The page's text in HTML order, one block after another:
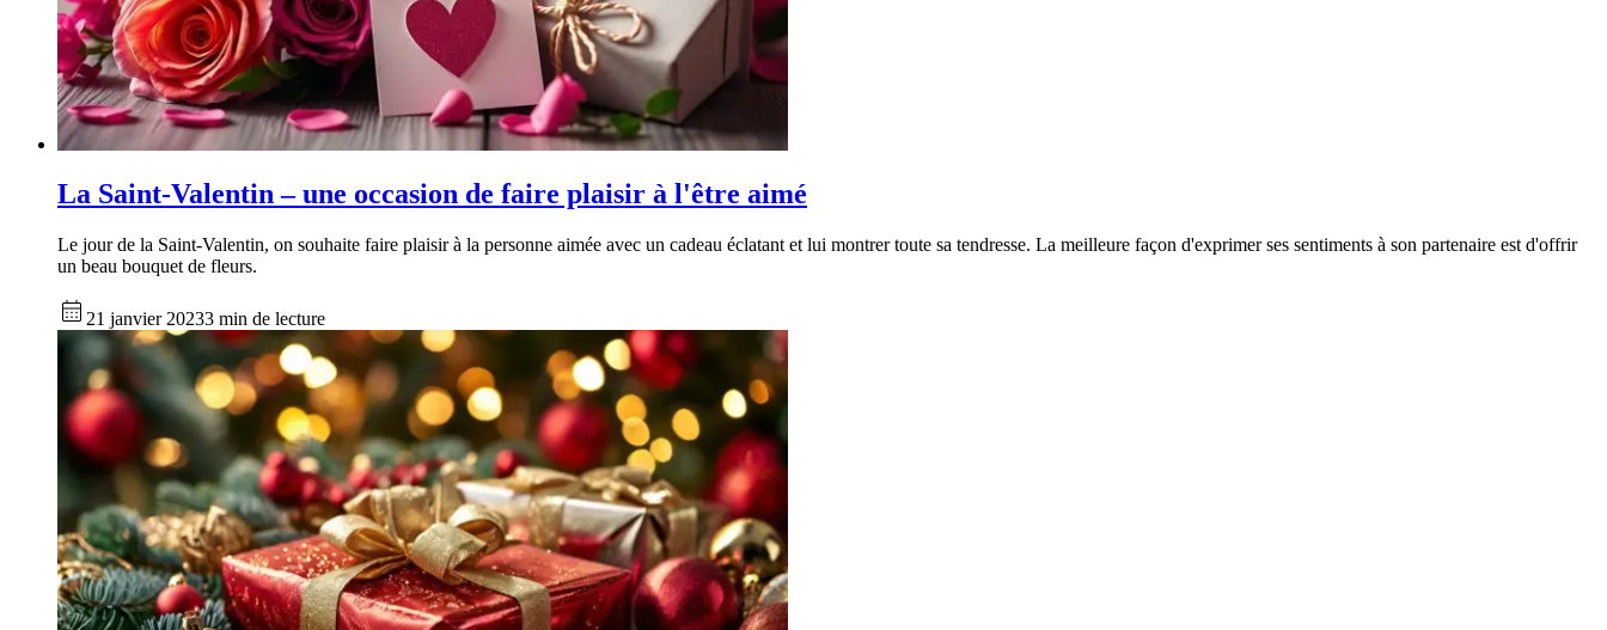
La Saint-Valentin – une occasion de faire plaisir à l'être aimé
Le jour de la Saint-Valentin, on souhaite faire plaisir à la personne aimée avec un cadeau éclatant et lui montrer toute sa tendresse. La meilleure façon d'exprimer ses sentiments à son partenaire est d'offrir
un beau bouquet de fleurs.
21 janvier 20233 min de lecture